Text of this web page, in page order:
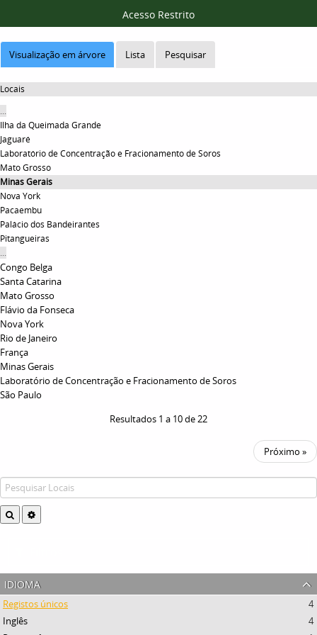
Acesso Restrito
Visualização em árvore Lista Pesquisar
Locais
...
Ilha da Queimada Grande
Jaguaré
Laboratório de Concentração e Fracionamento de Soros
Mato Grosso
Minas Gerais
Nova York
Pacaembu
Palácio dos Bandeirantes
Pitangueiras
...
Congo Belga
Santa Catarina
Mato Grosso
Flávio da Fonseca
Nova York
Rio de Janeiro
França
Minas Gerais
Laboratório de Concentração e Fracionamento de Soros
São Paulo
Resultados 1 a 10 de 22
Próximo »
idioma
Registos únicos
4
Inglês
4